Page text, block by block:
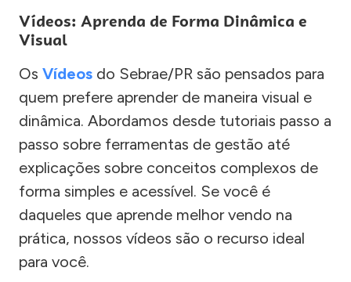
Vídeos: Aprenda de Forma Dinâmica e
Visual
Os Vídeos do Sebrae/PR são pensados para
quem prefere aprender de maneira visual e
dinâmica. Abordamos desde tutoriais passo a
passo sobre ferramentas de gestão até
explicações sobre conceitos complexos de
forma simples e acessível. Se você é
daqueles que aprende melhor vendo na
prática, nossos vídeos são o recurso ideal
para você.